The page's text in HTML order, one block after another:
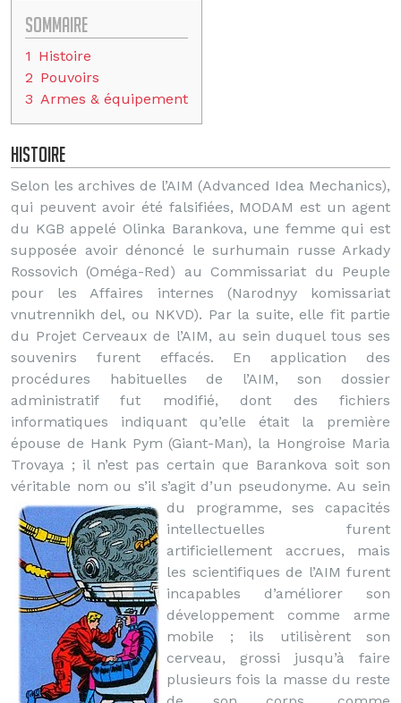
Sommaire
1 Histoire
2 Pouvoirs
3 Armes & équipement
Histoire
Selon les archives de l’AIM (Advanced Idea Mechanics),
qui peuvent avoir été falsifiées, MODAM est un agent
du KGB appelé Olinka Barankova, une femme qui est
supposée avoir dénoncé le surhumain russe Arkady
Rossovich (Oméga-Red) au Commissariat du Peuple
pour les Affaires internes (Narodnyy komissariat
vnutrennikh del, ou NKVD). Par la suite, elle fit partie
du Projet Cerveaux de l’AIM, au sein duquel tous ses
souvenirs furent effacés. En application des
procédures habituelles de l’AIM, son dossier
administratif fut modifié, dont des fichiers
informatiques indiquant qu’elle était la première
épouse de Hank Pym (Giant-Man), la Hongroise Maria
Trovaya ; il n’est pas certain que Barankova soit son
véritable nom ou s’il s’agit d’un pseudonyme.Au sein
du programme, ses capacités
intellectuelles furent
artificiellement accrues, mais
les scientifiques de l’AIM furent
incapables d’améliorer son
développement comme arme
mobile ; ils utilisèrent son
cerveau, grossi jusqu’à faire
plusieurs fois la masse du reste